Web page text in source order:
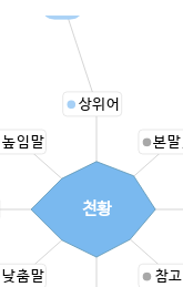
상위어
본
참
낮춤말
높임말
천황